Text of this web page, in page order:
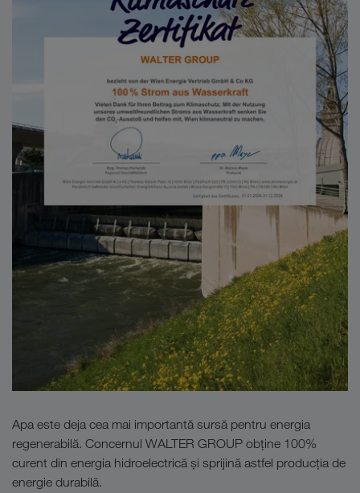
Apa este deja cea mai importantă sursă pentru energia
regenerabilă. Concernul WALTER GROUP obține 100%
curent din energia hidroelectrică și sprijină astfel producția de
energie durabilă.